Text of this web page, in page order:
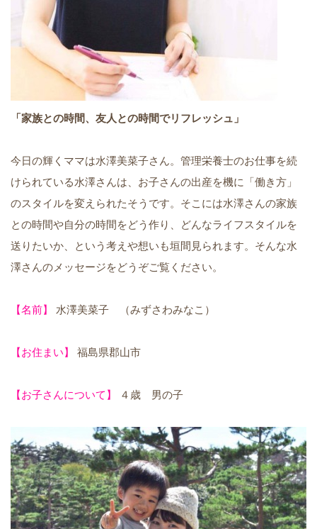
「家族との時間、友人との時間でリフレッシュ」
今日の輝くママは水澤美菜子さん。管理栄養士のお仕事を続
けられている水澤さんは、お子さんの出産を機に「働き方」
のスタイルを変えられたそうです。そこには水澤さんの家族
との時間や自分の時間をどう作り、どんなライフスタイルを
送りたいか、という考えや想いも垣間見られます。そんな水
澤さんのメッセージをどうぞご覧ください。
【名前】 水澤美菜子 （みずさわみなこ）
【お住まい】 福島県郡山市
【お子さんについて】 ４歳 男の子